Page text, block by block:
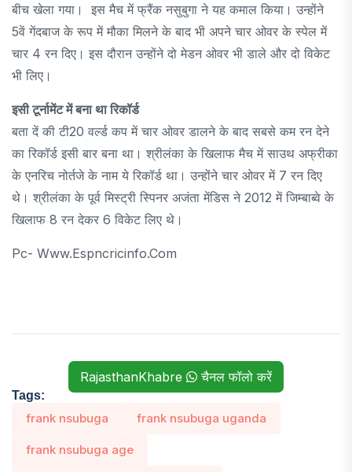
बीच खेला गया। इस मैच में फ्रैंक नसुबुगा ने यह कमाल किया। उन्होंने
5वें गेंदबाज के रूप में मौका मिलने के बाद भी अपने चार ओवर के स्पेल में
चार 4 रन दिए। इस दौरान उन्होंने दो मेडन ओवर भी डाले और दो विकेट
भी लिए।
इसी टूर्नामेंट में बना था रिकॉर्ड
बता दें की टी20 वर्ल्ड कप में चार ओवर डालने के बाद सबसे कम रन देने
का रिकॉर्ड इसी बार बना था। श्रीलंका के खिलाफ मैच में साउथ अफ्रीका
के एनरिच नोर्तजे के नाम ये रिकॉर्ड था। उन्होंने चार ओवर में 7 रन दिए
थे। श्रीलंका के पूर्व मिस्ट्री स्पिनर अजंता मेंडिस ने 2012 में जिम्बाब्वे के
खिलाफ 8 रन देकर 6 विकेट लिए थे।
Pc- Www.espncricinfo.com
RajasthanKhabre चैनल फॉलो करें
Tags:
frank nsubuga frank nsubuga uganda
frank nsubuga age